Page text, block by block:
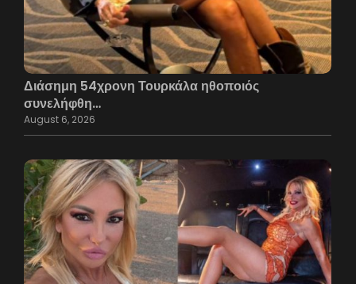
Διάσημη 54χρονη Τουρκάλα ηθοποιός
συνελήφθη…
August 6, 2026